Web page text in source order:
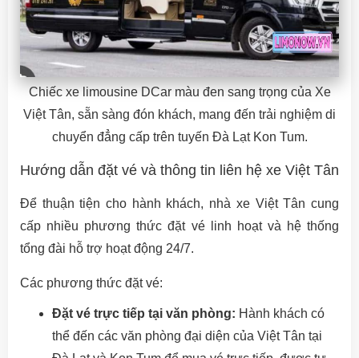
Chiếc xe limousine DCar màu đen sang trọng của Xe
Việt Tân, sẵn sàng đón khách, mang đến trải nghiệm di
chuyển đẳng cấp trên tuyến Đà Lạt Kon Tum.
Hướng dẫn đặt vé và thông tin liên hệ xe Việt Tân
Để thuận tiện cho hành khách, nhà xe Việt Tân cung
cấp nhiều phương thức đặt vé linh hoạt và hệ thống
tổng đài hỗ trợ hoạt động 24/7.
Các phương thức đặt vé:
Đặt vé trực tiếp tại văn phòng: Hành khách có
thể đến các văn phòng đại diện của Việt Tân tại